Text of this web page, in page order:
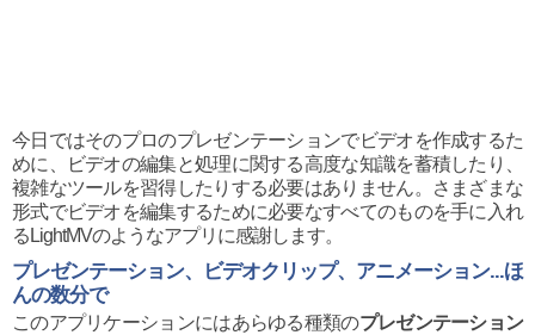
今日ではそのプロのプレゼンテーションでビデオを作成するた
めに、ビデオの編集と処理に関する高度な知識を蓄積したり、
複雑なツールを習得したりする必要はありません。さまざまな
形式でビデオを編集するために必要なすべてのものを手に入れ
るLightMVのようなアプリに感謝します。
プレゼンテーション、ビデオクリップ、アニメーション...ほ
んの数分で
このアプリケーションにはあらゆる種類のプレゼンテーション